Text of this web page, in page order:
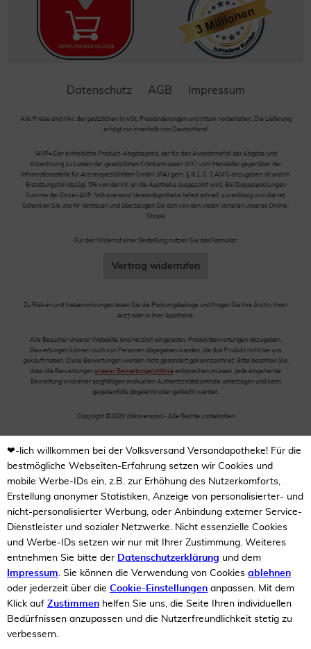
Datenschutz AGB Impressum
Alle Preise sind inkl. der gestzlichen MwSt. Preisänderungen und Irrtum vorbehalten. Die Lieferung
erfolgt nur innerhalb von Deutschland.
*AVP= Der einheitliche Produkt-Abgabepreis, der für den Ausnahmefall der Abgabe und
Abrechnung zu Lasten der gesetzlichen Krankenkassen (KK) vom Hersteller gegenüber der
Informationsstelle für Arzneispezialitäten GmbH (IFA) gem. § III 1, S. 2 AMG anzugeben ist und im
Erstattungsfall abzügl. 5% von der KK an die Apotheke ausgezahlt wird. Bei Doppelpackungen
Summe der Einzel-AVP. Volksversand Versandapotheke liefert schnell, zuverlässig und diskret.
Schenken Sie uns Ihr Vertrauen und überzeugen Sie sich von den vielen Vorteilen unseres Online-
Shops!
Für den Widerruf einer Bestellung nutzen Sie das Formular:
Vertrag widerrufen
Zu Risiken und Nebenwirkungen lesen Sie die Packungsbeilage und fragen Sie Ihre Ärztin, Ihren
Arzt oder in Ihrer Apotheke.
Alle Besucher unserer Webseite sind herzlich eingeladen, Produktbewertungen abzugeben.
Bewertungen können auch von Personen abgegeben werden, die das Produkt nicht bei uns
gekauft haben. Diese Bewertungen werden nicht gesondert gekennzeichnet. Bitte beachten Sie,
dass alle Bewertungen unserer Bewertungsrichtlinie entsprechen müssen. Jede eingehende
Bewertung wird einer sorgfältigen manuellen Authentizitätskontrolle unterzogen und kann
gegebenfalls abgelehnt oder gelöscht werden.
Copyright ©2026 Volksversand - Alle Rechte vorbehalten
❤-lich willkommen bei der Volksversand Versandapotheke! Für die
bestmögliche Webseiten-Erfahrung setzen wir Cookies und
mobile Werbe-IDs ein, z.B. zur Erhöhung des Nutzerkomforts,
Erstellung anonymer Statistiken, Anzeige von personalisierter- und
nicht-personalisierter Werbung, oder Anbindung externer Service-
Dienstleister und sozialer Netzwerke. Nicht essenzielle Cookies
und Werbe-IDs setzen wir nur mit Ihrer Zustimmung. Weiteres
entnehmen Sie bitte der Datenschutzerklärung und dem
Impressum. Sie können die Verwendung von Cookies ablehnen
oder jederzeit über die Cookie-Einstellungen anpassen. Mit dem
Klick auf Zustimmen helfen Sie uns, die Seite Ihren individuellen
Bedürfnissen anzupassen und die Nutzerfreundlichkeit stetig zu
verbessern.